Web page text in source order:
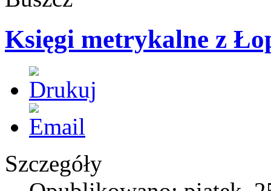
Księgi metrykalne z
Szczegóły